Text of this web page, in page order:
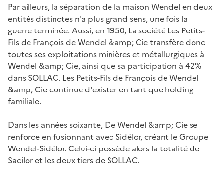
Par ailleurs, la séparation de la maison Wendel en deux
entités distinctes n'a plus grand sens, une fois la
guerre terminée. Aussi, en 1950, La société Les Petits-
Fils de François de Wendel &amp; Cie transfère donc
toutes ses exploitations minières et métallurgiques à
Wendel &amp; Cie, ainsi que sa participation à 42%
dans SOLLAC. Les Petits-Fils de François de Wendel
&amp; Cie continue d'exister en tant que holding
familiale.
Dans les années soixante, De Wendel &amp; Cie se
renforce en fusionnant avec Sidélor, créant le Groupe
Wendel-Sidélor. Celui-ci possède alors la totalité de
Sacilor et les deux tiers de SOLLAC.